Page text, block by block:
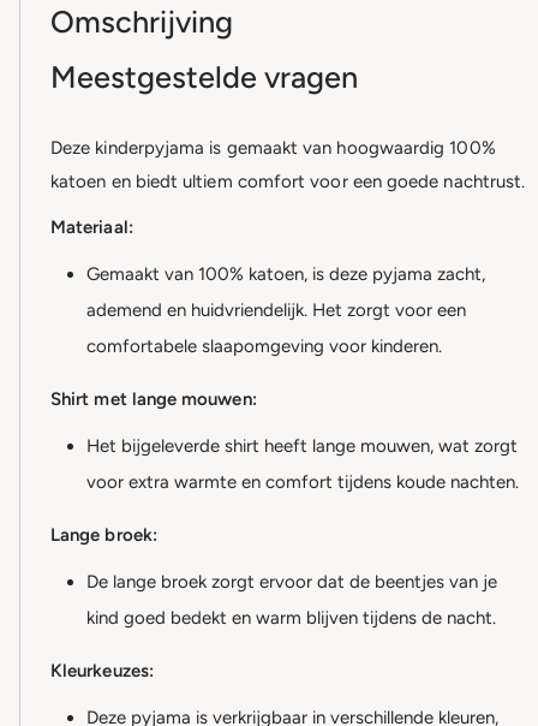
Omschrijving
Meestgestelde vragen
Deze kinderpyjama is gemaakt van hoogwaardig 100%
katoen en biedt ultiem comfort voor een goede nachtrust.
Materiaal:
Gemaakt van 100% katoen, is deze pyjama zacht,
ademend en huidvriendelijk. Het zorgt voor een
comfortabele slaapomgeving voor kinderen.
Shirt met lange mouwen:
Het bijgeleverde shirt heeft lange mouwen, wat zorgt
voor extra warmte en comfort tijdens koude nachten.
Lange broek:
De lange broek zorgt ervoor dat de beentjes van je
kind goed bedekt en warm blijven tijdens de nacht.
Kleurkeuzes:
Deze pyjama is verkrijgbaar in verschillende kleuren,